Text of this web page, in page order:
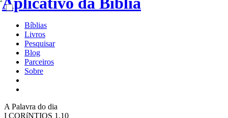
Bíblias
Livros
Pesquisar
Blog
Parceiros
Sobre
A Palavra do dia
I CORíNTIOS 1.10